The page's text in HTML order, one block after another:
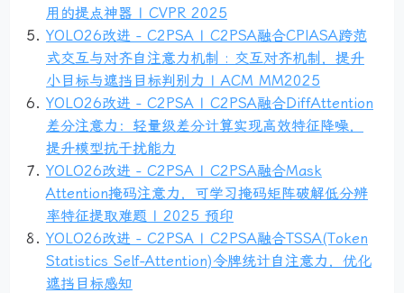
用的提点神器 | CVPR 2025
YOLO26改进 - C2PSA | C2PSA融合CPIASA跨范
式交互与对齐自注意力机制 : 交互对齐机制，提升
小目标与遮挡目标判别力 | ACM MM2025
YOLO26改进 - C2PSA | C2PSA融合DiffAttention
差分注意力：轻量级差分计算实现高效特征降噪，
提升模型抗干扰能力
YOLO26改进 - C2PSA | C2PSA融合Mask
Attention掩码注意力，可学习掩码矩阵破解低分辨
率特征提取难题 | 2025 预印
YOLO26改进 - C2PSA | C2PSA融合TSSA(Token
Statistics Self-Attention)令牌统计自注意力，优化
遮挡目标感知